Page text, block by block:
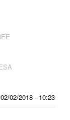
02/02/2018 - 10:23